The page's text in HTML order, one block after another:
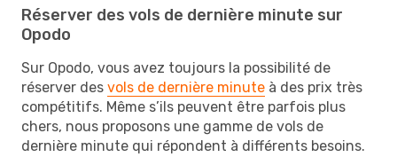
Réserver des vols de dernière minute sur
Opodo
Sur Opodo, vous avez toujours la possibilité de
réserver des vols de dernière minute à des prix très
compétitifs. Même s’ils peuvent être parfois plus
chers, nous proposons une gamme de vols de
dernière minute qui répondent à différents besoins.